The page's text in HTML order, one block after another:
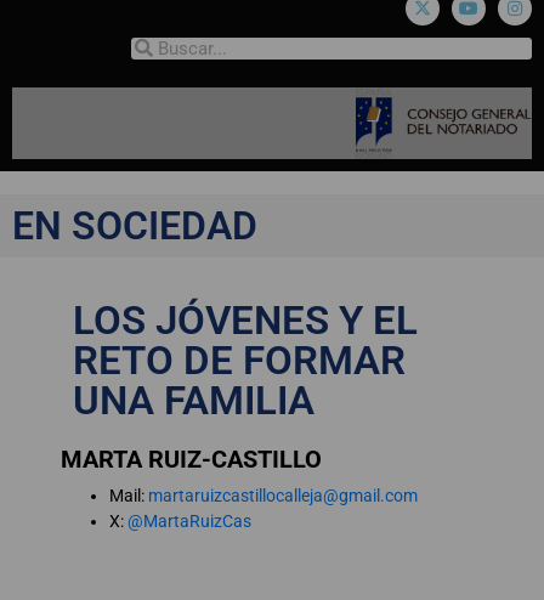
EN SOCIEDAD
LOS JÓVENES Y EL
RETO DE FORMAR
UNA FAMILIA
MARTA RUIZ-CASTILLO
Mail: martaruizcastillocalleja@gmail.com
X:@MartaRuizCas